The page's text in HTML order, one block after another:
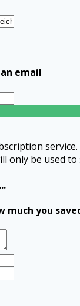
email
only be used to
much you